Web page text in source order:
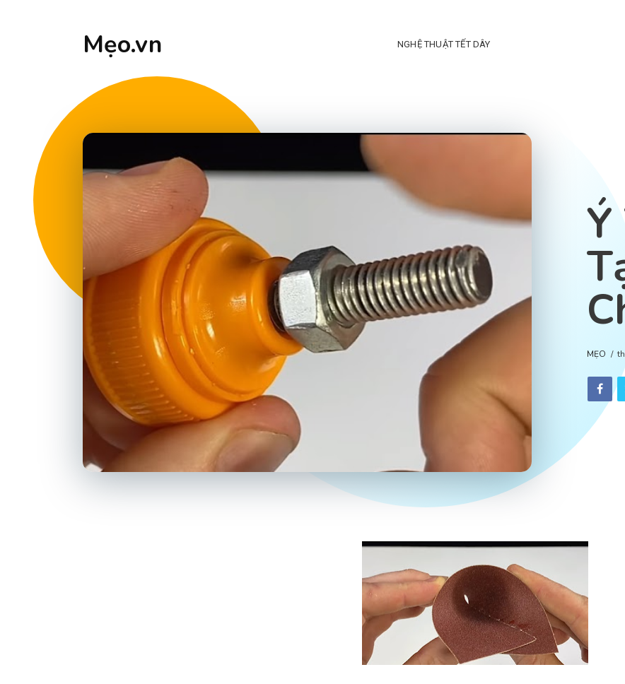
Mẹo.vn NGHỆ THUẬT TẾT DÂY
MẸO